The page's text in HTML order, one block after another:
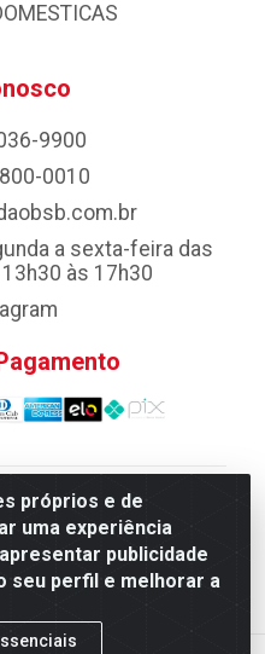
próprios e de
uma experiência
publicidade
seu perfil e melhorar a
9900
0010
a sexta-feira das
às 17h30
Queiroz Comercio e
10 Lotes 39 e, 41 - Setor
DF - CEP 72.135-100 -
0001-80